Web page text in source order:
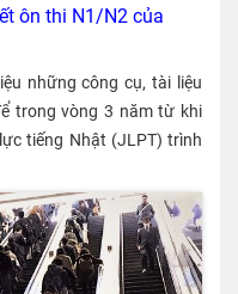
việc làm hợp ý. Chị học
thông qua những bạn
gửi con nhà trẻ và bạn
hội Facebook. Nhờ đó mà
phú hơn. Kết hôn
một trường đại học ở Việt
viên người Nhật được
chị theo một dự án của cơ
Bản và anh chị đã quen
vụ
khi du học và ngành
nhân văn – Nghiệp vụ
lao động”. Ngoài ra cũng
Theo nguyên tắc, đây là tư
ôn thi N1/N2 của
Cũng có những người sang Nhật mà hầu như không hề nói được tiếng Nhật. Nếu sang Nhật trong tình trạng như vậy, chắc chắn sẽ rất vất vả. Hơn nữa, năng lực tiếng Nhật cơ bản cũng như thói quen học tập không có, nên dù có sống ở Nhật đến 3 năm đi nữa thì tiếng Nhật cũng không tiến bộ được bao nhiêu. Câu chuyện chia sẻ kinh nghiệm của sempai này Sempai 7 (Nam thực tập sinh kĩ năng, trình độ N2) ・Học hằng ngày: Từ khi sang Nhật, ngày nào tôi cũng học. Đến năm thứ 2 ở Nhật, tôi đã đỗ chứng chỉ năng lực tiếng Nhật (JLPT) trình độ N2. Vào thứ Bảy và Chủ Nhật, tôi cũng học khoảng 4 tiếng đồng hồ. ・Học tập cả trong thời gian nghỉ giải lao và thời gian di chuyển: Tôi lưu các trang Facebook học từ vựng và ngữ pháp vào điện thoại, rồi tranh thủ lúc nghỉ giải lao và thời gian di chuyển trên xe ô tô để ghi nhớ. Câu chuyện chia sẻ kinh nghiệm của sempai này Sempai 8 (Nữ phiên dịch viên hàng đầu, du học sinh) ・Học tiếng Nhật ở chỗ làm thêm: Công việc làm thêm đầu tiên của tôi do trường tiếng Nhật giới thiệu, là công việc ở siêu thị. Tuy nhiên, công việc này không có nhiều cơ hội nói chuyện với người Nhật nên sau nửa năm tôi đã nghỉ làm ở đây. Thời đó có rất ít nơi nhận du học sinh vào làm thêm nên gọi điện đến xin việc theo thông tin trên tạp chí tuyển người thì cũng rất khó để được đến phỏng vấn. Vì vậy, tôi đã đến Hellowork và nhờ người phụ trách ở đó gọi điện thoại nói giúp rằng “Hiện nay đang có du học sinh người Việt Nam muốn tìm việc, xin được xem xét”. Sau đó, tôi được đến phỏng vấn và đã trúng tuyển. Tôi làm công việc nhận yêu cầu gọi món của khách và bưng đồ ăn ở quán nhậu izakaya. Ở đây, tôi còn được nói chuyện rất nhiều với chủ quán và các nhân viên, đây là cơ hội rất tốt để rèn luyện tiếng Nhật. ・Thái độ học tập trên lớp và học tập tại thư viện: Ở trường tiếng Nhật, tôi thấy rất nhiều người vì quá mệt mỏi khi đi làm thêm nên ngủ gật trên lớp. Nhưng do đã xác định tư tưởng là phải học tiếng Nhật thật nghiêm túc nên tôi đã cố gắng không ngủ. Ngoài ra, đến cuối tuần tôi lại tới thư viện công cộng gần nhà để học. ・Lớp dạy tiếng Nhật của tình nguyện viên: Một số tình nguyện viên người Nhật đã mở câu lạc bộ tiếng Nhật và trò chuyện với người nước ngoài vào thứ Tư hằng tuần, mỗi buổi khoảng 1 tiếng rưỡi. Vào ngày này, tôi không đăng kí làm thêm để dành thời gian đến lớp. Đây là kiểu lớp học có ít học sinh, một giáo viên chỉ dạy 4, 5 học sinh người nước ngoài. Ngoài ra, tôi còn tham gia lớp dạy nấu ăn miễn phí của các tình nguyện viên. Việc luyện tập hội thoại ở các lớp học như thế này và ở chỗ làm thêm đã giúp tôi cải thiện tiếng Nhật rất nhiều. Câu chuyện chia sẻ kinh nghiệm của sempai này Sempai 9 (Nữ thực tập sinh kĩ năng, trình độ N2) ・Giao lưu với người Nhật ở chỗ làm: Người Nhật làm cùng chỗ với tôi rất tốt bụng. Các sempai chỉ dẫn công việc cho tôi hết sức kĩ càng. Những ngày tuyết rơi hay trời mưa, khó đi xe đạp, các sempai lại lái xe chở chúng tôi đi mua sắm. Họ còn thường xuyên dẫn chúng tôi đi ăn và đi tham quan nữa. Tôi thường xuyên trò chuyện với các sempai cả khi đi chơi và lúc nghỉ giải lao ở chỗ làm. Như vậy vừa vui, lại vừa luyện được khả năng hội thoại. Tôi nghĩ rằng đối với thực tập sinh kĩ năng, không chỉ tiền lương mà môi trường làm việc cũng rất quan trọng. ・Bảo đảm thời gian học khi có ít giờ làm thêm: Những khi ít giờ làm thêm, khi xong việc, mỗi buổi tối tôi lại dành ra 2 tiếng để học tiếng Nhật. Ngoài ra, do chọn được công ty phái cử tốt nên tôi đã sang Nhật mà không phải vay nợ. ・Lớp tiếng Nhật tình nguyện: Cứ mỗi cuối tuần, tôi lại đến lớp tiếng Nhật miễn phí của các tình nguyện viên người Nhật, (mỗi buổi khoảng 2 tiếng đồng hồ). ・Viết nhật ký bằng tiếng Nhật: Trong 1 năm, tôi viết nhật ký bằng tiếng Nhật và thỉnh thoảng lại nhờ trưởng nhóm ở chỗ làm sửa giúp. Câu chuyện chia sẻ kinh nghiệm của sempai này Sempai 10 (Nam thực tập sinh kĩ năng, trình độ N2) ・Ngủ sớm và dậy sớm để đảm bảo thời gian học: Kí túc xá nơi tôi thực tập là phòng ở 4 người nên để có thể tập trung, tôi tranh thủ học vào những lúc các bạn đang ngủ. Tôi đi ngủ lúc 11 giờ tối và dậy từ 4 giờ sáng và học đến 6 giờ sáng. ・Học cả trong giờ nghỉ giả